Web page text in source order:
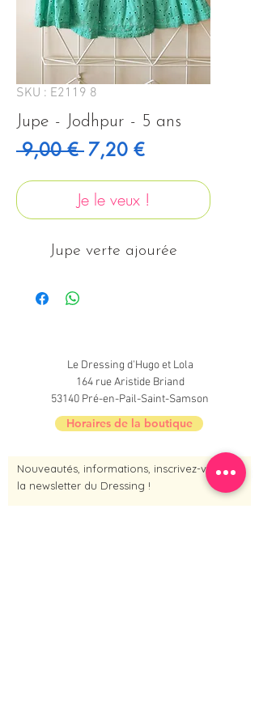
SKU : E2119 8
Jupe - Jodhpur - 5 ans
9,00 € Prix original
7,20 €Prix
Je le veux !
Jupe verte ajourée
Le Dressing d'Hugo et Lola
164 rue Aristide Briand
53140 Pré-en-Pail-Saint-Samson
Horaires de la boutique
Nouveautés, informations, inscrivez-vous à
la newsletter du Dressing !